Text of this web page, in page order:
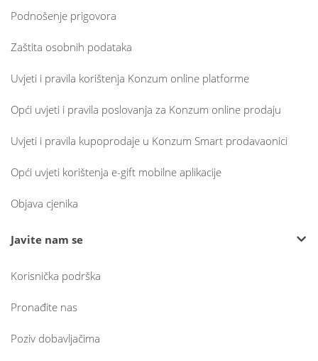
Podnošenje prigovora
Zaštita osobnih podataka
Uvjeti i pravila korištenja Konzum online platforme
Opći uvjeti i pravila poslovanja za Konzum online prodaju
Uvjeti i pravila kupoprodaje u Konzum Smart prodavaonici
Opći uvjeti korištenja e-gift mobilne aplikacije
Objava cjenika
Javite nam se
Korisnička podrška
Pronađite nas
Poziv dobavljačima